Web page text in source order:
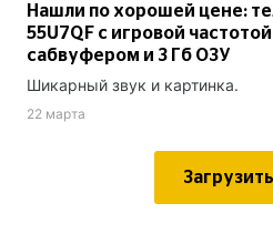
Нашли по хорошей цене:
55U7QF с игровой
сабвуфером и 3 Гб ОЗУ
Шикарный звук и картинка.
22 марта